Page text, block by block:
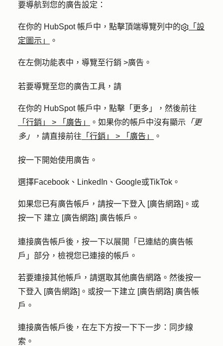
要導航到您的廣告設定：
在你的 HubSpot 帳戶中，點擊頂端導覽列中的
「設
定圖示」
。
在左側功能表中，導覽至行銷 >廣告 。
若要導覽至您的廣告工具，請
在你的 HubSpot 帳戶中，點擊 「更多」
，然後前往
「行銷」
> 「廣告」 。如果你的帳戶中沒有顯示 「更
多」
，請直接前往 「行銷」 > 「廣告」 。
按一下開始使用廣告 。
選擇Facebook 、 LinkedIn 、 Google或TikTok 。
如果您已有廣告帳戶，請按一下登入 [廣告網路] 。或
按一下 建立 [廣告網路] 廣告帳戶 。
連接廣告帳戶後，按一下以展開「 已連結的廣告帳
戶 」部分，檢視您已連接的帳戶。
若要連接其他帳戶，請選取其他廣告網路 。然後按一
下登入 [廣告網路] 。或按一下建立 [廣告網路] 廣告帳
戶 。
連接廣告帳戶後，在左下方按一下下一步：同步線
索 。